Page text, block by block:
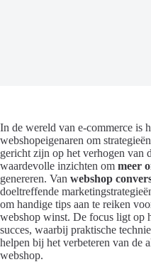
In de wereld van e-commerce is
webshopeigenaren om
gericht zijn op het verhogen van
waardevolle inzichten om meer
genereren. Van webshop
doeltreffende
om handige tips aan te reiken
webshop winst. De focus ligt op
succes, waarbij praktische
helpen bij het verbeteren van de
webshop.